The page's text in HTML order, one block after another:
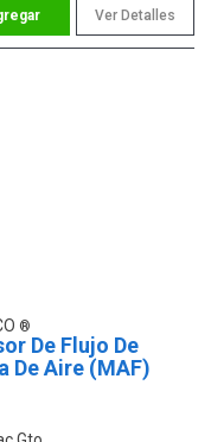
Ver Detalles
De Flujo De
De Aire (MAF)